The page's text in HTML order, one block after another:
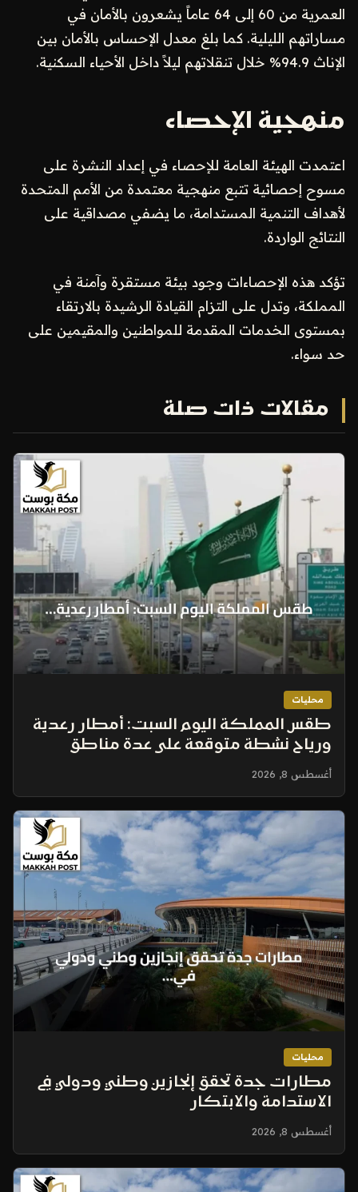
العمرية من 60 إلى 64 عاماً يشعرون بالأمان في
مساراتهم الليلية. كما بلغ معدل الإحساس بالأمان بين
الإناث 94.9% خلال تنقلاتهم ليلاً داخل الأحياء السكنية.
منهجية الإحصاء
اعتمدت الهيئة العامة للإحصاء في إعداد النشرة على
مسوح إحصائية تتبع منهجية معتمدة من الأمم المتحدة
لأهداف التنمية المستدامة، ما يضفي مصداقية على
النتائج الواردة.
تؤكد هذه الإحصاءات وجود بيئة مستقرة وآمنة في
المملكة، وتدل على التزام القيادة الرشيدة بالارتقاء
بمستوى الخدمات المقدمة للمواطنين والمقيمين على
حد سواء.
مقالات ذات صلة
محليات
طقس المملكة اليوم السبت: أمطار رعدية
ورياح نشطة متوقعة على عدة مناطق
أغسطس 8, 2026
محليات
مطارات جدة تحقق إنجازين وطني ودولي في
الاستدامة والابتكار
أغسطس 8, 2026